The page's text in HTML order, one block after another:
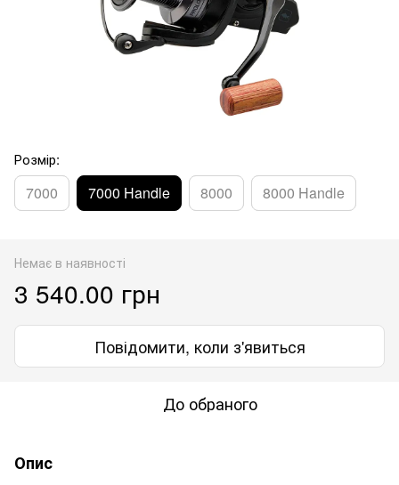
Розмір:
7000 7000 Handle 8000 8000 Handle
Немає в наявності
3 540.00 грн
Повідомити, коли з'явиться
До обраного
Опис